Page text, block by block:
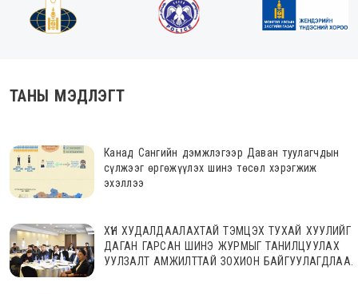
ТАНЫ МЭДЛЭГТ
Канад Сангийн дэмжлэгээр Даван туулагчдын
сүлжээг өргөжүүлэх шинэ төсөл хэрэгжиж
эхэллээ
ХҮН ХУДАЛДААЛАХТАЙ ТЭМЦЭХ ТУХАЙ ХУУЛИЙГ
ДАГАН ГАРСАН ШИНЭ ЖУРМЫГ ТАНИЛЦУУЛАХ
УУЛЗАЛТ АМЖИЛТТАЙ ЗОХИОН БАЙГУУЛАГДЛАА.